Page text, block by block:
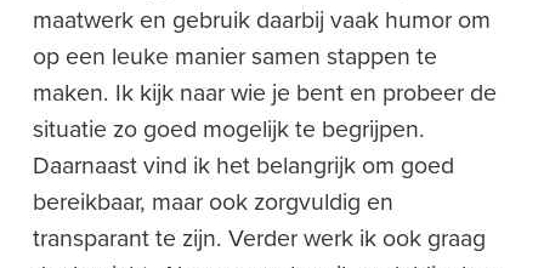
maatwerk en gebruik daarbij vaak humor om
op een leuke manier samen stappen te
maken. Ik kijk naar wie je bent en probeer de
situatie zo goed mogelijk te begrijpen.
Daarnaast vind ik het belangrijk om goed
bereikbaar, maar ook zorgvuldig en
transparant te zijn. Verder werk ik ook graag